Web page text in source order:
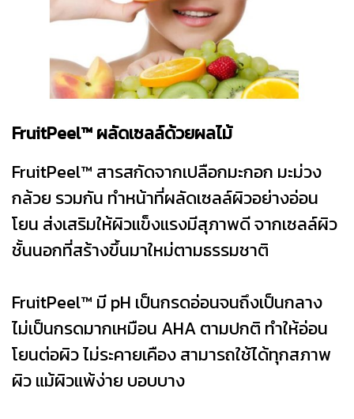
FruitPeel™ ผลัดเซลล์ด้วยผลไม้
FruitPeel™ สารสกัดจากเปลือกมะกอก มะม่วง
กล้วย รวมกัน ทำหน้าที่ผลัดเซลล์ผิวอย่างอ่อน
โยน ส่งเสริมให้ผิวแข็งแรงมีสุภาพดี จากเซลล์ผิว
ชั้นนอกที่สร้างขึ้นมาใหม่ตามธรรมชาติ
FruitPeel™ มี pH เป็นกรดอ่อนจนถึงเป็นกลาง
ไม่เป็นกรดมากเหมือน AHA ตามปกติ ทำให้อ่อน
โยนต่อผิว ไม่ระคายเคือง สามารถใช้ได้ทุกสภาพ
ผิว แม้ผิวแพ้ง่าย บอบบาง